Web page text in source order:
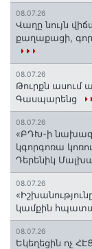
08.07.26
Վաղը նույն
քաղաքացի,
08.07.26
Թուրքն ասում
Գասպարենց
08.07.26
«ԲԴԽ-ի
կգորգոռա
Դերենիկ
08.07.26
կամքին
08.07.26
Եկեղեցին ոչ